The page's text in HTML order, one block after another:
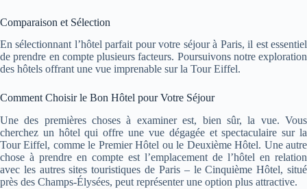
Comparaison et Sélection
En sélectionnant l’hôtel parfait pour votre séjour à Paris, il est essentiel
de prendre en compte plusieurs facteurs. Poursuivons notre exploration
des hôtels offrant une vue imprenable sur la Tour Eiffel.
Comment Choisir le Bon Hôtel pour Votre Séjour
Une des premières choses à examiner est, bien sûr, la vue. Vous
cherchez un hôtel qui offre une vue dégagée et spectaculaire sur la
Tour Eiffel, comme le Premier Hôtel ou le Deuxième Hôtel. Une autre
chose à prendre en compte est l’emplacement de l’hôtel en relation
avec les autres sites touristiques de Paris – le Cinquième Hôtel, situé
près des Champs-Élysées, peut représenter une option plus attractive.